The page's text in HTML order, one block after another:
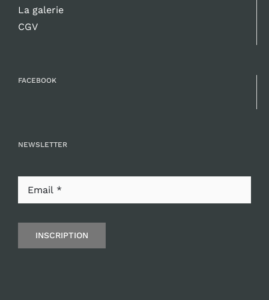
La galerie
CGV
FACEBOOK
NEWSLETTER
INSCRIPTION